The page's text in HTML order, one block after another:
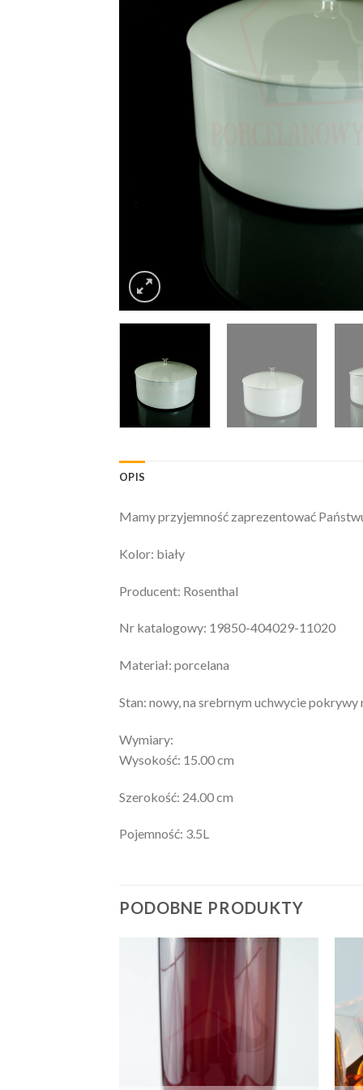
OPIS
Mamy przyjemność zaprezentować
Kolor: biały
Producent: Rosenthal
Nr katalogowy: 19850-404029-11020
Materiał: porcelana
Stan: nowy, na srebrnym uchwycie
Wymiary:
Wysokość: 15.00 cm
Szerokość: 24.00 cm
Pojemność: 3.5L
PODOBNE PRODUKTY